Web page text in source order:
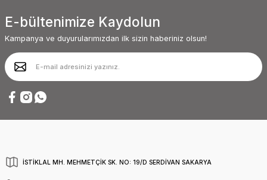
E-bültenimize Kaydolun
Kampanya ve duyurularımızdan ilk sizin haberiniz olsun!
İSTİKLAL MH. MEHMETÇİK SK. NO: 19/D SERDİVAN SAKARYA